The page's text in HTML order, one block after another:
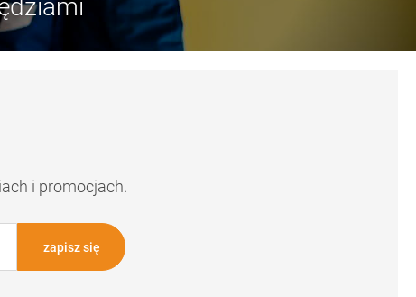
i promocjach.
zapisz się